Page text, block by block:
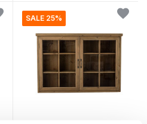
SALE 25%